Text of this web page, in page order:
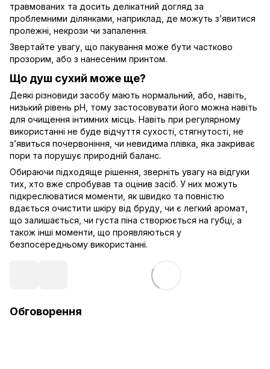
травмованих та досить делікатний догляд за
проблемними ділянками, наприклад, де можуть з’явитися
пролежні, некрози чи запалення.
Звертайте увагу, що пакування може бути частково
прозорим, або з нанесеним принтом.
Що душ сухий може ще?
Деякі різновиди засобу мають нормальний, або, навіть,
низький рівень рН, тому застосовувати його можна навіть
для очищення інтимних місць. Навіть при регулярному
використанні не буде відчуття сухості, стягнутості, не
з’явиться почервоніння, чи невидима плівка, яка закриває
пори та порушує природній баланс.
Обираючи підходяще рішення, зверніть увагу на відгуки
тих, хто вже спробував та оцінив засіб. У них можуть
підкреслюватися моменти, як швидко та повністю
вдається очистити шкіру від бруду, чи є легкий аромат,
що залишається, чи густа піна створюється на губці, а
також інші моменти, що проявляються у
безпосередньому використанні.
Обговорення